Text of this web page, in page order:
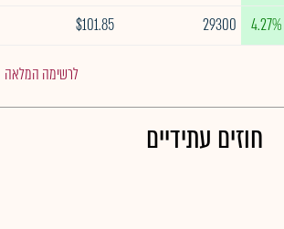
4.27%
29300
$101.85
לרשימה המלאה
חוזים עתידיים